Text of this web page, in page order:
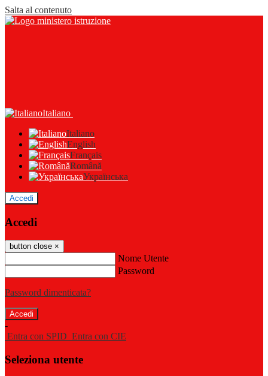
Salta al contenuto
Italiano
Italiano
English
Français
Română
Українська
Accedi
Accedi
button close ×
Nome Utente
Password
Password dimenticata?
-
Entra con SPID Entra con CIE
Seleziona utente